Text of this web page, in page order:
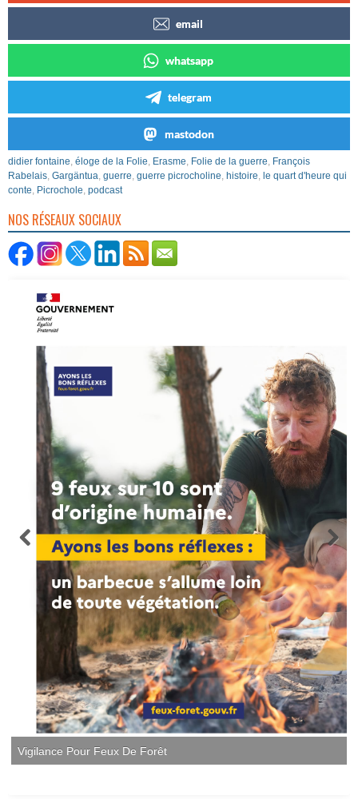
email
whatsapp
telegram
mastodon
didier fontaine, éloge de la Folie, Erasme, Folie de la guerre, François
Rabelais, Gargäntua, guerre, guerre picrocholine, histoire, le quart d'heure qui
conte, Picrochole, podcast
NOS RÉSEAUX SOCIAUX